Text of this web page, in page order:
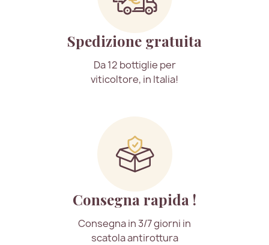
Spedizione gratuita
Da 12 bottiglie per
viticoltore, in Italia!
Consegna rapida !
Consegna in 3/7 giorni in
scatola antirottura